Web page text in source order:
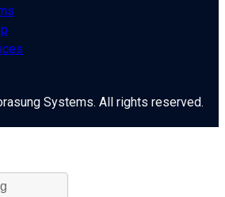
Systems. All rights reserved.